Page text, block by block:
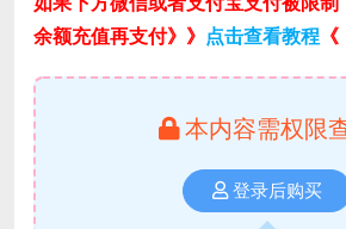
余额充值再支付》》 点击查看教程
本内容需权限
登录后购买